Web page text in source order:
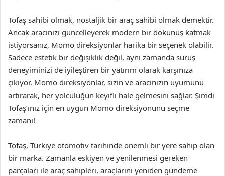
Tofaş sahibi olmak, nostaljik bir araç sahibi olmak demektir.
Ancak aracınızı güncelleyerek modern bir dokunuş katmak
istiyorsanız, Momo direksiyonlar harika bir seçenek olabilir.
Sadece estetik bir değişiklik değil, aynı zamanda sürüş
deneyiminizi de iyileştiren bir yatırım olarak karşınıza
çıkıyor. Momo direksiyonlar, sizin ve aracınızın uyumunu
artırarak, her yolculuğun keyifli hale gelmesini sağlar. Şimdi
Tofaş’ınız için en uygun Momo direksiyonunu seçme
zamanı!
Tofaş, Türkiye otomotiv tarihinde önemli bir yere sahip olan
bir marka. Zamanla eskiyen ve yenilenmesi gereken
parçaları ile araç sahipleri, araçlarını yeniden gündeme